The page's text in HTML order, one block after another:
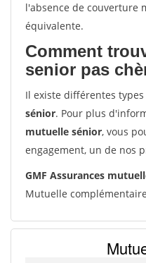
l'absence de couverture
équivalente.
Comment
senior pas
Il existe différentes types
sénior. Pour plus
mutuelle sénior, vous
engagement, un de nos
GMF Assurances
Mutuelle